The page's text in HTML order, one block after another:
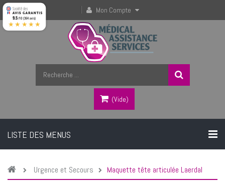
Mon Compte
(vide)
LISTE DES MENUS
Urgence et Secours Maquette tête articulée Laerdal
9.5/10 (364 avis)
★★★★★